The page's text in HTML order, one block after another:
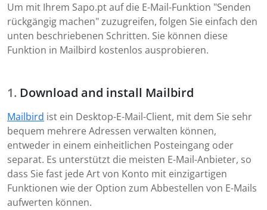
Um mit Ihrem Sapo.pt auf die E-Mail-Funktion "Senden
rückgängig machen" zuzugreifen, folgen Sie einfach den
unten beschriebenen Schritten. Sie können diese
Funktion in Mailbird kostenlos ausprobieren.
Download and install Mailbird
Mailbird ist ein Desktop-E-Mail-Client, mit dem Sie sehr
bequem mehrere Adressen verwalten können,
entweder in einem einheitlichen Posteingang oder
separat. Es unterstützt die meisten E-Mail-Anbieter, so
dass Sie fast jede Art von Konto mit einzigartigen
Funktionen wie der Option zum Abbestellen von E-Mails
aufwerten können.